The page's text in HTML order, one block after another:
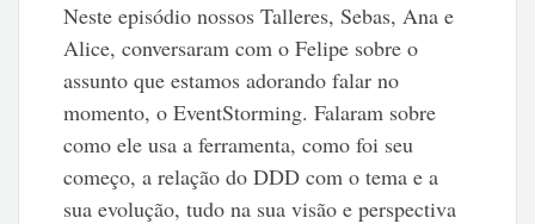
Neste episódio nossos Talleres, Sebas, Ana e
Alice, conversaram com o Felipe sobre o
assunto que estamos adorando falar no
momento, o EventStorming. Falaram sobre
como ele usa a ferramenta, como foi seu
começo, a relação do DDD com o tema e a
sua evolução, tudo na sua visão e perspectiva